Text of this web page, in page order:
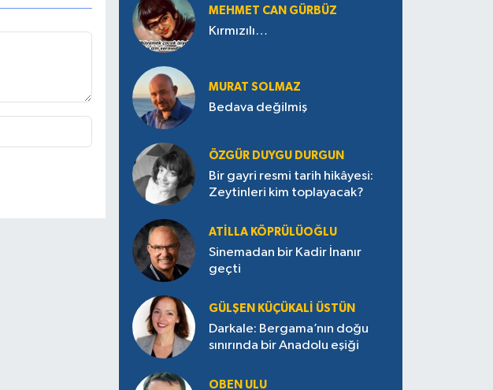
MEHMET CAN GÜRBÜZ
Kırmızılı…
MURAT SOLMAZ
Bedava değilmiş
ÖZGÜR DUYGU DURGUN
Bir gayri resmi tarih hikâyesi:
Zeytinleri kim toplayacak?
ATILLA KÖPRÜLÜOĞLU
Sinemadan bir Kadir İnanır
geçti
GÜLŞEN KÜÇÜKALI ÜSTÜN
Darkale: Bergama’nın doğu
sınırında bir Anadolu eşiği
OBEN ULU